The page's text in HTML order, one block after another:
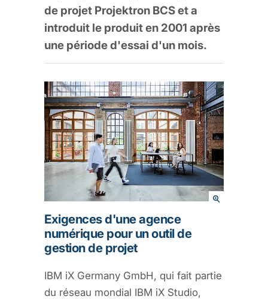
de projet Projektron BCS et a
introduit le produit en 2001 après
une période d'essai d'un mois.
Exigences d'une agence
numérique pour un outil de
gestion de projet
IBM iX Germany GmbH, qui fait partie
du réseau mondial IBM iX Studio,